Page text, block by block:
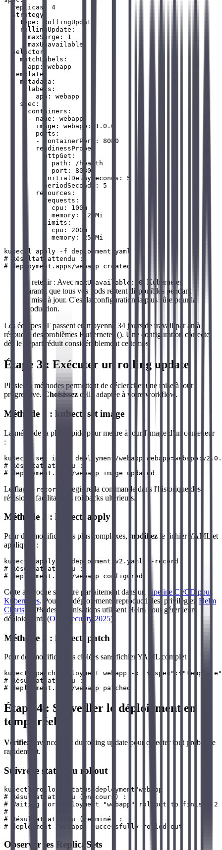
  replicas: 4
  strategy:
    type: RollingUpdate
    rollingUpdate:
      maxSurge: 1
      maxUnavailable: 0
  selector:
    matchLabels:
      app: webapp
  template:
    metadata:
      labels:
        app: webapp
    spec:
      containers:
      - name: webapp
        image: webapp:v1.0.0
        ports:
        - containerPort: 8080
        readinessProbe:
          httpGet:
            path: /health
            port: 8080
          initialDelaySeconds: 5
          periodSeconds: 5
        resources:
          requests:
            cpu: 100m
            memory: 128Mi
          limits:
            cpu: 200m
kubectl apply -f deployment.yaml
# Résultat attendu :
À retenir : Avec maxUnavailable: 0
, Kubernetes
garantit que tous vos pods restent disponibles pendant
la mise à jour. C'est la configuration la plus sûre pour la
production.
Les équipes IT passent en moyenne 34 jours de travail par an à
résoudre des problèmes Kubernetes (). Une configuration correcte
dès le départ réduit considérablement ce temps.
Étape 3 : Exécuter un rolling update
Plusieurs méthodes permettent de déclencher une mise à jour
progressive.
Choisissez celle adaptée à votre workflow.
Méthode 1 : kubectl set image
La méthode la plus rapide pour mettre à jour l'image d'un conteneur
:
kubectl set image deployment/webapp
# Résultat attendu :
Le flag --record
enregistre la commande dans l'historique des
révisions, facilitant les rollbacks ultérieurs.
Méthode 2 : kubectl apply
Pour des modifications plus complexes, modifiez le fichier YAML et
appliquez :
kubectl apply -f deployment-v2.yaml --record
# Résultat attendu :
Cette approche s'intègre parfaitement dans un pipeline CI/CD pour
Kubernetes. Pour des déploiements reproductibles, privilégiez Helm
Charts : 70% des organisations utilisent Helm pour gérer leurs
déploiements (Orca Security 2025).
Méthode 3 : kubectl patch
Pour des modifications ciblées sans fichier YAML complet :
kubectl patch deployment webapp -p
# Résultat attendu :
Étape 4 : Surveiller le déploiement en
temps réel
Vérifiez
l'avancement du rolling update pour détecter tout problème
rapidement.
Suivre le statut du rollout
kubectl rollout status deployment/webapp
# Résultat attendu (en cours) :
# Waiting for deployment "webapp" rollout to finish: 2
#
# Résultat attendu (terminé) :
Observer les ReplicaSets